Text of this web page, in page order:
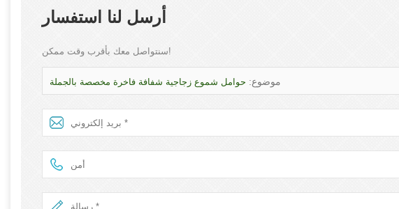
أرسل لنا استفسار
سنتواصل معك بأقرب وقت ممكن!
موضوع: حوامل شموع زجاجية شفافة فاخرة مخصصة بالجملة